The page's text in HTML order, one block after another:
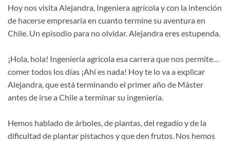
Hoy nos visita Alejandra, Ingeniera agrícola y con la intención
de hacerse empresaria en cuanto termine su aventura en
Chile. Un episodio para no olvidar. Alejandra eres estupenda.
¡Hola, hola! Ingeniería agrícola esa carrera que nos permite…
comer todos los días ¡Ahí es nada! Hoy te lo va a explicar
Alejandra, que está terminando el primer año de Máster
antes de irse a Chile a terminar su ingeniería.
Hemos hablado de árboles, de plantas, del regadío y de la
dificultad de plantar pistachos y que den frutos. Nos hemos